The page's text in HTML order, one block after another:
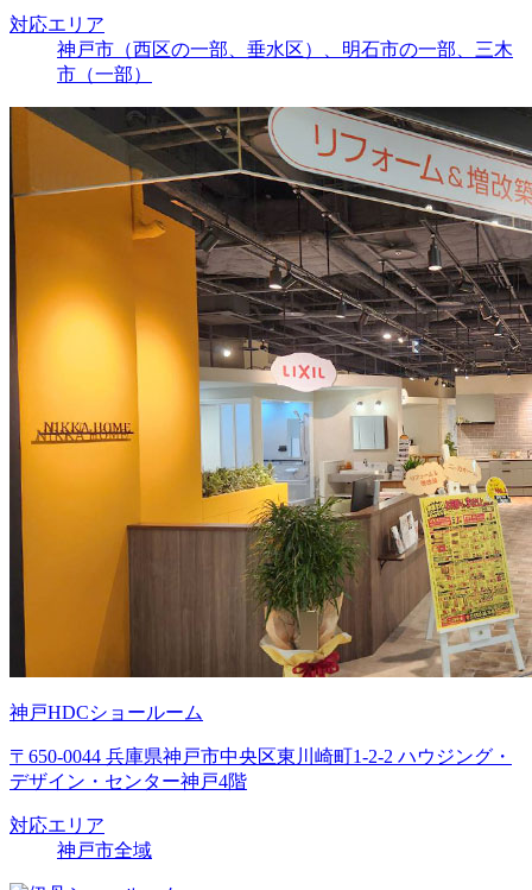
対応エリア
神戸市（西区の一部、垂水区）、明石市の一部、三木
市（一部）
神戸HDCショールーム
〒650-0044 兵庫県神戸市中央区東川崎町1-2-2 ハウジング・
デザイン・センター神戸4階
対応エリア
神戸市全域